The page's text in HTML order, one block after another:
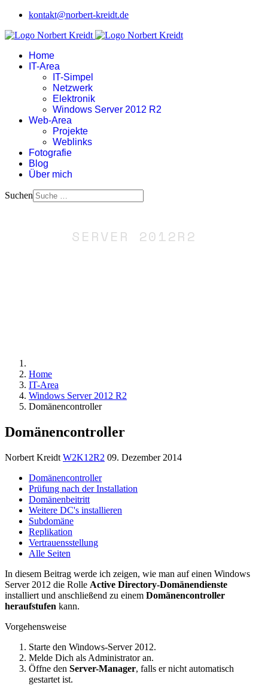
kontakt@norbert-kreidt.de
Home
IT-Area
IT-Simpel
Netzwerk
Elektronik
Windows Server 2012 R2
Web-Area
Projekte
Weblinks
Fotografie
Blog
Über mich
Suchen
SERVER 2012R2
Home
IT-Area
Windows Server 2012 R2
Domänencontroller
Domänencontroller
Norbert Kreidt W2K12R2 09. Dezember 2014
Domänencontroller
Prüfung nach der Installation
Domänenbeitritt
Weitere DC's installieren
Subdomäne
Replikation
Vertrauensstellung
Alle Seiten
In diesem Beitrag werde ich zeigen, wie man auf einen Windows
Server 2012 die Rolle Active Directory-Domänendienste
installiert und anschließend zu einem Domänencontroller
heraufstufen kann.
Vorgehensweise
Starte den Windows-Server 2012.
Melde Dich als Administrator an.
Öffne den Server-Manager, falls er nicht automatisch
gestartet ist.